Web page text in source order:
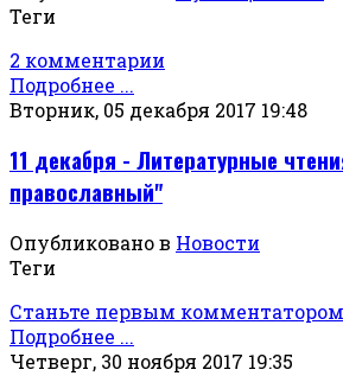
Теги
2 комментарии
Подробнее ...
Вторник, 05 декабря 2017 19:48
11 декабря - Литературные
православный"
Опубликовано в Новости
Теги
Станьте первым
Подробнее ...
Четверг, 30 ноября 2017 19:35